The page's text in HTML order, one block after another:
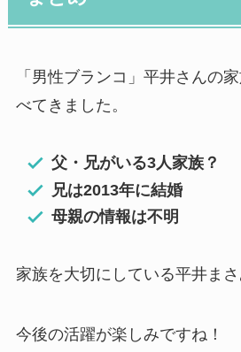
「男性ブランコ」平井さんの
べてきました。
父・兄がいる3人家族？
兄は2013年に結婚
母親の情報は不明
家族を大切にしている平井まさ
今後の活躍が楽しみですね！